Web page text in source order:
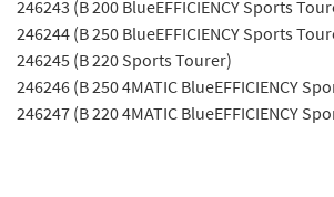
246243 (B 200 BlueEFFICIENCY Sports
246244 (B 250 BlueEFFICIENCY Sports
246245 (B 220 Sports Tourer)
246246 (B 250 4MATIC BlueEFFICIENCY
246247 (B 220 4MATIC BlueEFFICIENCY